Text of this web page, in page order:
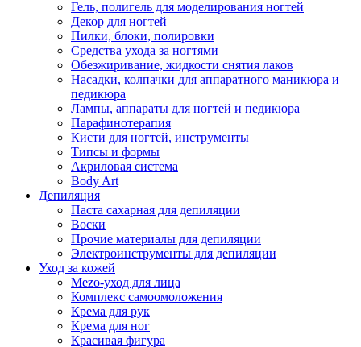
Гель, полигель для моделирования ногтей
Декор для ногтей
Пилки, блоки, полировки
Средства ухода за ногтями
Обезжиривание, жидкости снятия лаков
Насадки, колпачки для аппаратного маникюра и
педикюра
Лампы, аппараты для ногтей и педикюра
Парафинотерапия
Кисти для ногтей, инструменты
Типсы и формы
Акриловая система
Body Art
Депиляция
Паста сахарная для депиляции
Воски
Прочие материалы для депиляции
Электроинструменты для депиляции
Уход за кожей
Mezo-уход для лица
Комплекс самоомоложения
Крема для рук
Крема для ног
Красивая фигура